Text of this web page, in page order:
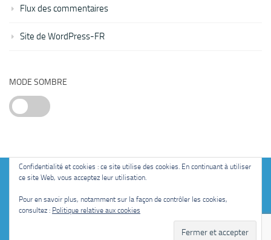
Flux des commentaires
Site de WordPress-FR
MODE SOMBRE
Fièrement propulsé par - Conçu parThème Hueman
Confidentialité et cookies : ce site utilise des cookies. En continuant à utiliser
ce site Web, vous acceptez leur utilisation.
Pour en savoir plus, notamment sur la façon de contrôler les cookies,
consultez : Politique relative aux cookies